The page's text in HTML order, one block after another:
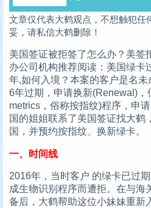
文章仅代表大鹤观点，不想触犯任
妥，请私信大鹤删除！
美国签证被拒签了怎么办？美签
办公司机构推荐阅读：美国绿卡
年,如何入境？本案的客户是名
6年过期，申请换新(Renewal)
metrics，俗称按指纹)程序，申
国的姐姐联系了美国签证找大鹤
国，并预约按指纹、换新绿卡。
一、时间线
2016年，当时客户 的绿卡已过
成生物识别程序而遭拒。在与海
备后，大鹤帮助这位小妹妹重新